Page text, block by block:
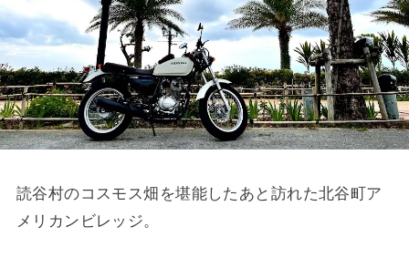
読谷村のコスモス畑を堪能したあと訪れた北谷町ア
メリカンビレッジ。